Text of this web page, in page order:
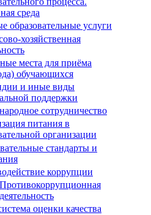
среда
образовательные услуги
хозяйственная
места для приёма
обучающихся
и иные виды
поддержки
сотрудничество
питания в
организации
стандарты и
коррупции
Противокоррупционная
деятельность
оценки качества